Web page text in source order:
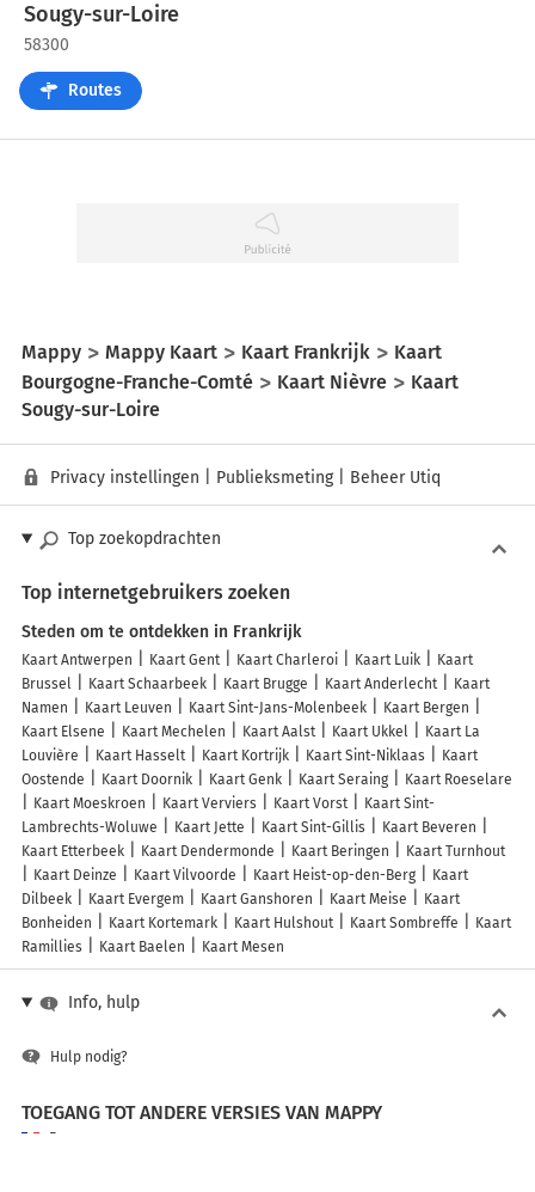
Sougy-sur-Loire
58300
Routes
Mappy Mappy Kaart Kaart Frankrijk
Kaart
Bourgogne-Franche-Comté
Kaart Nièvre
Kaart
Sougy-sur-Loire
Privacy instellingen Publieksmeting| Beheer Utiq
Top zoekopdrachten
Top internetgebruikers zoeken
Steden om te ontdekken in Frankrijk
Kaart Antwerpen Kaart Gent Kaart Charleroi Kaart Luik
Kaart
Brussel
Kaart Schaarbeek Kaart Brugge Kaart Anderlecht
Kaart
Namen
Kaart Leuven Kaart Sint-Jans-Molenbeek
Kaart Bergen
Kaart Elsene
Kaart Mechelen Kaart Aalst Kaart Ukkel
Kaart La
Louvière
Kaart Hasselt Kaart Kortrijk Kaart Sint-Niklaas
Kaart
Oostende
Kaart Doornik Kaart Genk Kaart Seraing
Kaart Roeselare
Kaart Moeskroen
Kaart Verviers Kaart Vorst
Kaart Sint-
Lambrechts-Woluwe
Kaart Jette Kaart Sint-Gillis
Kaart Beveren
Kaart Etterbeek
Kaart Dendermonde Kaart Beringen
Kaart Turnhout
Kaart Deinze
Kaart Vilvoorde Kaart Heist-op-den-Berg
Kaart
Dilbeek
Kaart Evergem Kaart Ganshoren Kaart Meise
Kaart
Bonheiden
Kaart Kortemark Kaart Hulshout Kaart Sombreffe
Kaart
Ramillies
Kaart Baelen Kaart Mesen
Info, hulp
Hulp nodig?
TOEGANG TOT ANDERE VERSIES VAN MAPPY
France